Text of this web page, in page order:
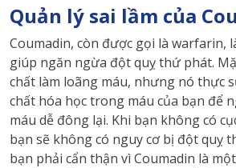
Quản lý sai lầm của
Coumadin, còn được gọi là warfarin,
giúp ngăn ngừa đột quỵ thứ phát.
chất làm loãng máu, nhưng nó thực
chất hóa học trong máu của bạn để
máu dễ đông lại. Khi bạn không có
bạn sẽ không có nguy cơ bị đột quỵ
bạn phải cẩn thận vì Coumadin là